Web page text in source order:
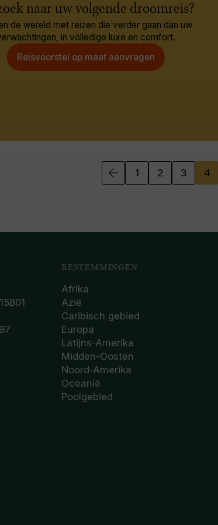
naar uw volgende droomreis?
de wereld met reizen die verder gaan dan uw
in volledige luxe en comfort.
Reisvoorstel op maat aanvragen
1 2 3 4
BESTEMMINGEN
Afrika
Azië
Caribisch gebied
Europa
Latijns-Amerika
Midden-Oosten
Noord-Amerika
Oceanië
Poolgebied